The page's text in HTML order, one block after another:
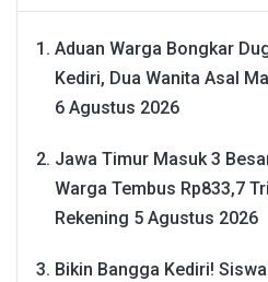
Aduan Warga Bongkar
Kediri, Dua Wanita Asal
6 Agustus 2026
Jawa Timur Masuk 3
Warga Tembus Rp833,7
Rekening 5 Agustus 2026
Bikin Bangga Kediri!